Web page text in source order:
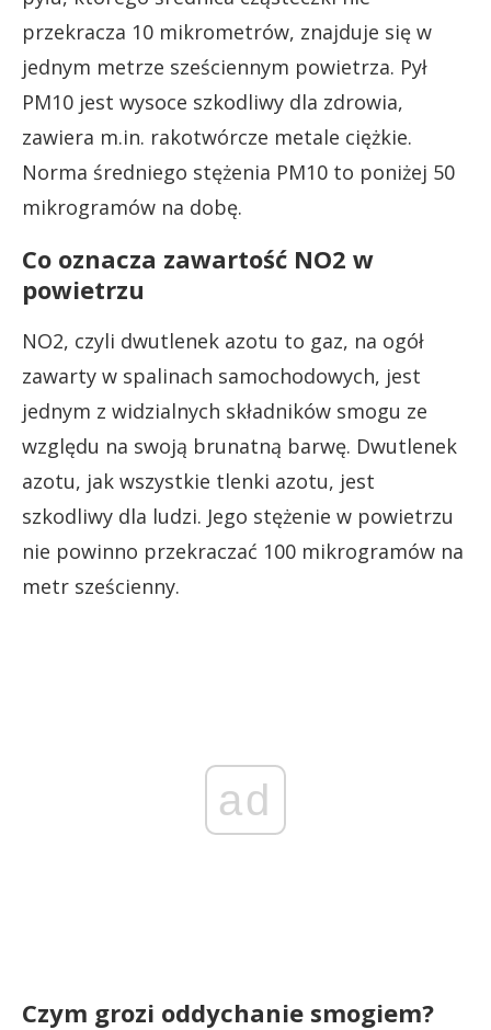
przekracza 10 mikrometrów, znajduje się w
jednym metrze sześciennym powietrza. Pył
PM10 jest wysoce szkodliwy dla zdrowia,
zawiera m.in. rakotwórcze metale ciężkie.
Norma średniego stężenia PM10 to poniżej 50
mikrogramów na dobę.
Co oznacza zawartość NO2 w
powietrzu
NO2, czyli dwutlenek azotu to gaz, na ogół
zawarty w spalinach samochodowych, jest
jednym z widzialnych składników smogu ze
względu na swoją brunatną barwę. Dwutlenek
azotu, jak wszystkie tlenki azotu, jest
szkodliwy dla ludzi. Jego stężenie w powietrzu
nie powinno przekraczać 100 mikrogramów na
metr sześcienny.
ad
Czym grozi oddychanie smogiem?